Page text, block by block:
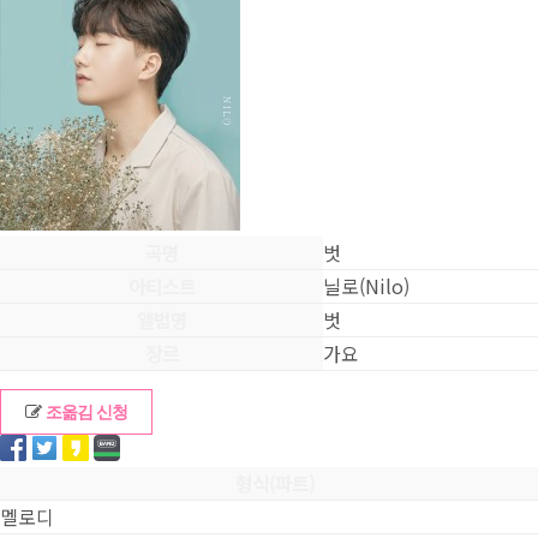
벗
닐로(Nilo)
벗
가요
조옮김 신청
멜로디